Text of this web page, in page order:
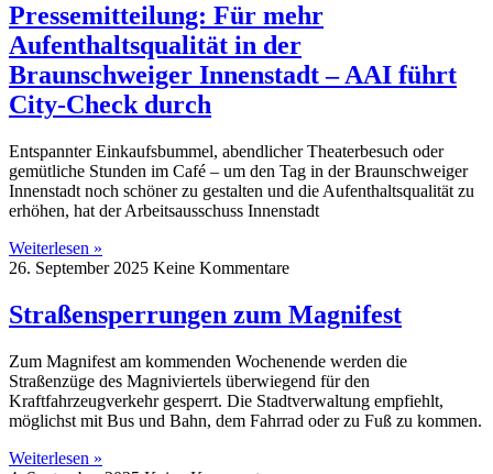
Pressemitteilung: Für mehr
Aufenthaltsqualität in der
Braunschweiger Innenstadt – AAI führt
City-Check durch
Entspannter Einkaufsbummel, abendlicher Theaterbesuch oder
gemütliche Stunden im Café – um den Tag in der Braunschweiger
Innenstadt noch schöner zu gestalten und die Aufenthaltsqualität zu
erhöhen, hat der Arbeitsausschuss Innenstadt
Weiterlesen »
26. September 2025 Keine Kommentare
Straßensperrungen zum Magnifest
Zum Magnifest am kommenden Wochenende werden die
Straßenzüge des Magniviertels überwiegend für den
Kraftfahrzeugverkehr gesperrt. Die Stadtverwaltung empfiehlt,
möglichst mit Bus und Bahn, dem Fahrrad oder zu Fuß zu kommen.
Weiterlesen »